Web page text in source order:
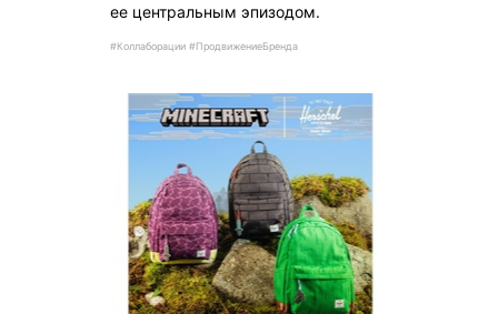
ее центральным эпизодом.
#Коллаборации #ПродвижениеБренда